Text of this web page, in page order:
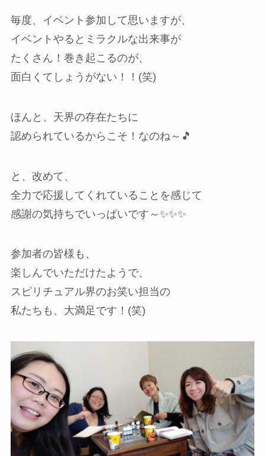
毎度、イベント参加して思いますが、
イベントやるとミラクルな出来事が
たくさん！巻き起こるのが、
面白くてしょうがない！！(笑)
ほんと、天界の存在たちに
認められているからこそ！なのね～🎵
と、改めて、
全力で応援してくれていることを感じて
感謝の気持ちでいっぱいです～✨✨✨
参加者の皆様も、
楽しんでいただけたようで、
スピリチュアル界のお笑い担当の
私たちも、大満足です！(笑)